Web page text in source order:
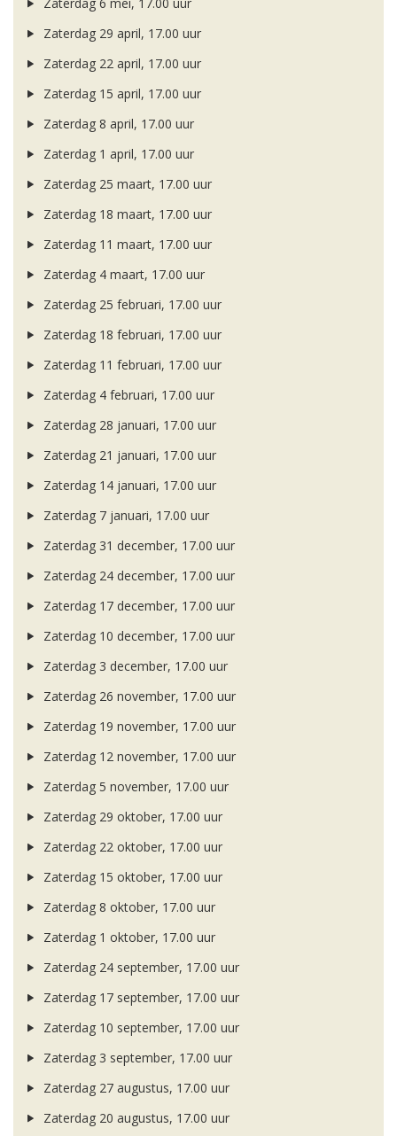
Zaterdag 6 mei, 17.00 uur
Zaterdag 29 april, 17.00 uur
Zaterdag 22 april, 17.00 uur
Zaterdag 15 april, 17.00 uur
Zaterdag 8 april, 17.00 uur
Zaterdag 1 april, 17.00 uur
Zaterdag 25 maart, 17.00 uur
Zaterdag 18 maart, 17.00 uur
Zaterdag 11 maart, 17.00 uur
Zaterdag 4 maart, 17.00 uur
Zaterdag 25 februari, 17.00 uur
Zaterdag 18 februari, 17.00 uur
Zaterdag 11 februari, 17.00 uur
Zaterdag 4 februari, 17.00 uur
Zaterdag 28 januari, 17.00 uur
Zaterdag 21 januari, 17.00 uur
Zaterdag 14 januari, 17.00 uur
Zaterdag 7 januari, 17.00 uur
Zaterdag 31 december, 17.00 uur
Zaterdag 24 december, 17.00 uur
Zaterdag 17 december, 17.00 uur
Zaterdag 10 december, 17.00 uur
Zaterdag 3 december, 17.00 uur
Zaterdag 26 november, 17.00 uur
Zaterdag 19 november, 17.00 uur
Zaterdag 12 november, 17.00 uur
Zaterdag 5 november, 17.00 uur
Zaterdag 29 oktober, 17.00 uur
Zaterdag 22 oktober, 17.00 uur
Zaterdag 15 oktober, 17.00 uur
Zaterdag 8 oktober, 17.00 uur
Zaterdag 1 oktober, 17.00 uur
Zaterdag 24 september, 17.00 uur
Zaterdag 17 september, 17.00 uur
Zaterdag 10 september, 17.00 uur
Zaterdag 3 september, 17.00 uur
Zaterdag 27 augustus, 17.00 uur
Zaterdag 20 augustus, 17.00 uur